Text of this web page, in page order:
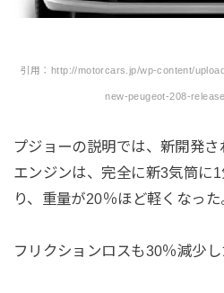
引用：http://motorcars.jp/wp-content/
new-peugeot-208-
プジョーの説明では、新開発
エンジンは、完全に新3気筒に
り、重量が20％ほど軽くなった
フリクションロスも30％減少